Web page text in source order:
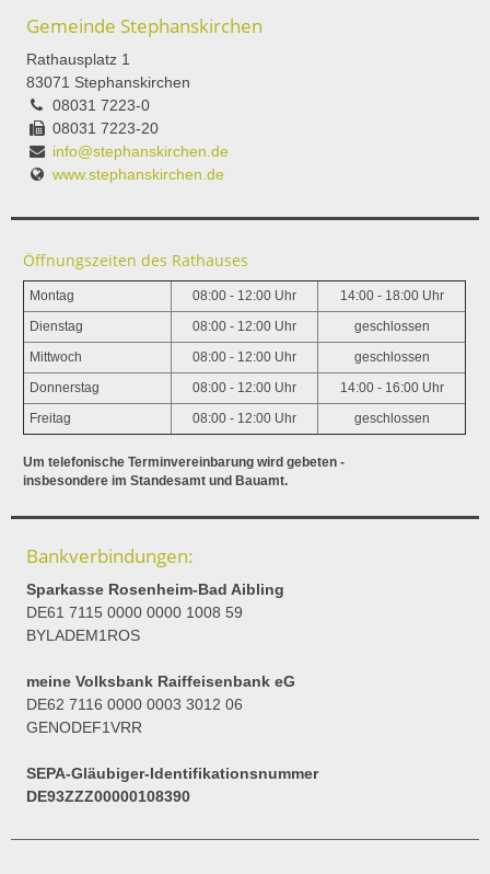
Gemeinde Stephanskirchen
Rathausplatz 1
83071 Stephanskirchen
08031 7223-0
08031 7223-20
info@stephanskirchen.de
www.stephanskirchen.de
Öffnungszeiten des Rathauses
Montag 08:00 - 12:00 Uhr 14:00 - 18:00 Uhr
Dienstag 08:00 - 12:00 Uhr geschlossen
Mittwoch 08:00 - 12:00 Uhr geschlossen
Donnerstag 08:00 - 12:00 Uhr 14:00 - 16:00 Uhr
Freitag 08:00 - 12:00 Uhr geschlossen
Um telefonische Terminvereinbarung wird gebeten -
insbesondere im Standesamt und Bauamt.
Bankverbindungen:
Sparkasse Rosenheim-Bad Aibling
DE61 7115 0000 0000 1008 59
BYLADEM1ROS
meine Volksbank Raiffeisenbank eG
DE62 7116 0000 0003 3012 06
GENODEF1VRR
SEPA-Gläubiger-Identifikationsnummer
DE93ZZZ00000108390